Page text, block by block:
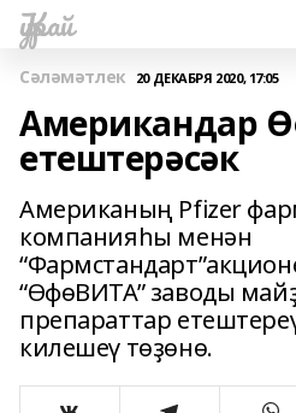
Ҡурай
Сәләмәтлек 20 ДЕКАБРЯ 2020, 17:05
Американдар
етештерәсәк
Американың Pfizer
компанияһы менән
“ӨфөВИТА” заводы
препараттар
килешеү төҙөнө.